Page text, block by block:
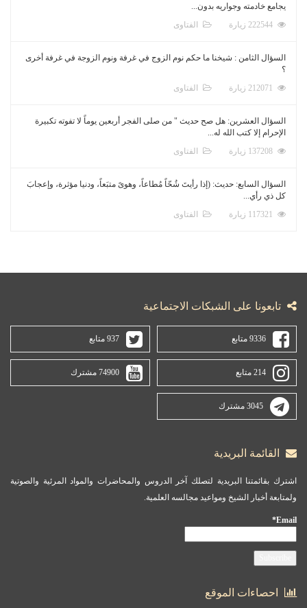
يجامع خادمته وجواريه بدون...
الفتاوى
السؤال الثامن : شيخنا ما حكم نوم الزوج في غرفة ونوم الزوجة في غرفة أخرى
؟
الفتاوى
السؤال العشرين: هل صح حديث " من صلى الفجر أربعين يوماً لا تفوته تكبيرة
الإحرام إلا كتب الله له...
الفتاوى
السؤال السابع: حديث: (إذا رأيتَ شُحّاً مُطاعاً، وهوىً متبَعاً، ودنيا مؤثرة، وإعجابَ
كل ذي رأي...
الفتاوى
تابعونا على الشبكات الاجتماعية
9336 متابع 937 متابع
214 متابع 74900 مشترك
3045 مشترك
القائمة البريدية
اشترك بقائمتنا البريدية لتصلك آخر الدروس والمحاضرات والمواد المرئية والصوتية
ولمتابعة أخبار الشيخ ومواعيد مجالسه العلمية.
Email*
احصاءات الموقع